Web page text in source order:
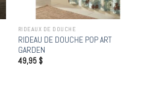
RIDEAUX DE DOUCHE
RIDEAU DE DOUCHE POP ART
GARDEN
49,95 $